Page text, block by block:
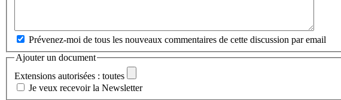
Prévenez-moi de tous les nouveaux commentaires de cette discussion par email
Ajouter un document
Extensions autorisées : toutes
Je veux recevoir la Newsletter